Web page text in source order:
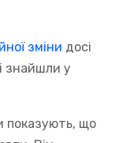
зміни досі
знайшли у
показують, що